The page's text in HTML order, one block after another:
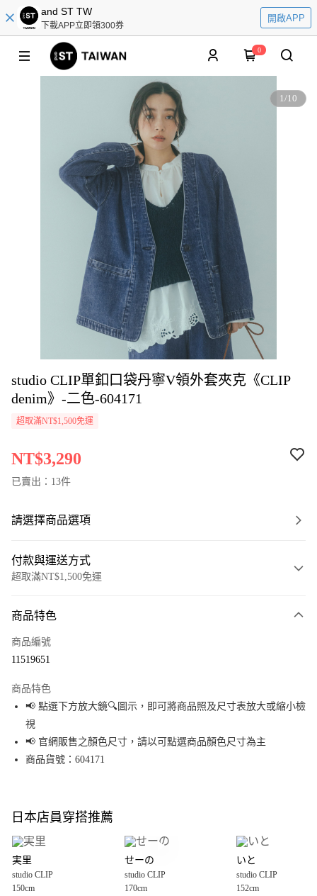
and ST TW
下載APP立即領300券
開啟APP
0
1/10
studio CLIP單釦口袋丹寧V領外套夾克《CLIP
denim》-二色-604171
超取滿NT$1,500免運
NT$3,290
已賣出：13件
請選擇商品選項
付款與運送方式
超取滿NT$1,500免運
信用卡一次付款
Apple Pay
街口支付
悠遊付
全盈+PAY
大哥付你分期
【大哥付你分期使用說明】
1.本服務由台灣大哥大提供，台灣大哥大用戶可立即使用無須另外申請。
2.付款方式選擇「大哥付你分期」，訂單成立後會自動跳轉到大哥付的交易
AFTEE先享後付
商品特色
商品編號
11519651
商品特色
📢 點選下方放大鏡🔍圖示，即可將商品照及尺寸表放大或縮小檢
視
📢 官網販售之顏色尺寸，請以可點選商品顏色尺寸為主
商品貨號：604171
日本店員穿搭推薦
実里
studio CLIP
150cm
せーの
studio CLIP
170cm
いと
studio CLIP
152cm